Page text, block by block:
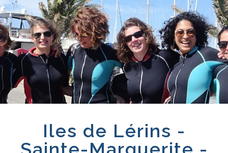
Autres
destinations
L’agence
Insularis
Actualités
Références
Contact
Iles de Lérins -